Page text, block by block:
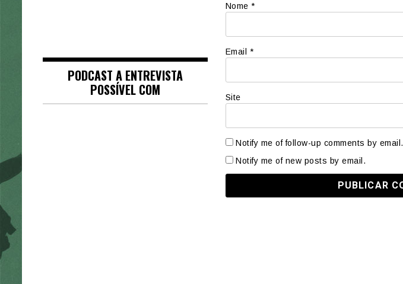
Nome *
Email *
Site
Notify me of follow-up comments by email.
Notify me of new posts by email.
PODCAST A ENTREVISTA
POSSÍVEL COM